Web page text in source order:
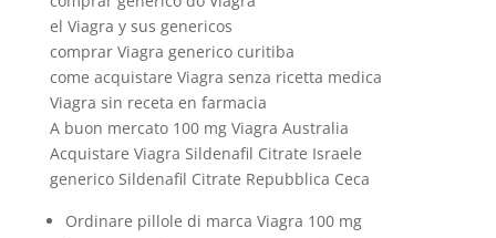
el Viagra y sus genericos
comprar Viagra generico curitiba
come acquistare Viagra senza ricetta medica
Viagra sin receta en farmacia
A buon mercato 100 mg Viagra Australia
Acquistare Viagra Sildenafil Citrate Israele
generico Sildenafil Citrate Repubblica Ceca
Ordinare pillole di marca Viagra 100 mg